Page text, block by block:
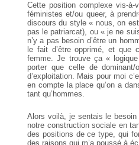
Cette position complexe vis-à-
féministes et/ou queer, à
discours du style « nous, on
pas le patriarcat), ou « je ne
n’y a pas besoin d’être un
le fait d’être opprimé, et que
femme. Je trouve ça «
porter que celle de dominant/
d’exploitation. Mais pour moi
en compte la place qu’on a
tant qu’hommes.
Alors voilà, je sentais le besoin
notre construction sociale en
des positions de ce type, qui
des raisons qui m’a poussé à